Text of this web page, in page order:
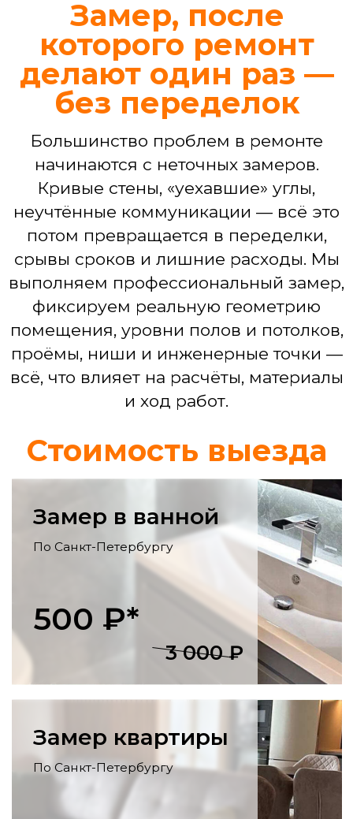
Ремонт ванной комнаты
Демонтаж, гидроизоляция, укладка
плитки, установка сантехники,
монтаж потолка, светильников.
Ремонт кухни
укладка пола, электрика для
смесителя.
Ремонт гостинной
Выравнивание и декоративная
напольных покрытий, установка
независимо от его масштаба
ВАННОЙ
3D-визуализация интерьера
Подбор материалов,
сантехники, мебели
Смета по проекту